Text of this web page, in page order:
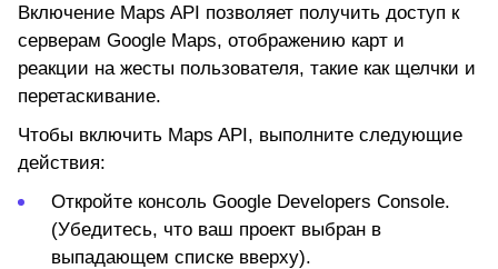
Включение Maps API позволяет получить доступ к
серверам Google Maps, отображению карт и
реакции на жесты пользователя, такие как щелчки и
перетаскивание.
Чтобы включить Maps API, выполните следующие
действия:
Откройте консоль Google Developers Console.
(Убедитесь, что ваш проект выбран в
выпадающем списке вверху).